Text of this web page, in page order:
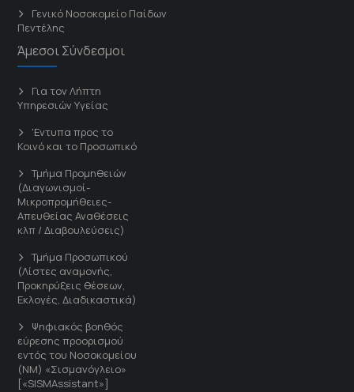
Γενικό Νοσοκομείο Παίδων
Πεντέλης
Άμεσοι Σύνδεσμοι
Για τον Λήπτη
Υπηρεσιών Υγείας
'Εντυπα προς το
Κοινό και το Προσωπικό
Τμήμα Προμηθειών
(Διαγωνισμοί-
Μικροπρομήθειες-
Απευθείας Αναθέσεις
κλπ / Διαβουλεύσεις)
Τμήμα Προσωπικού
(Λίστες αναμονής,
Προκηρύξεις θέσεων,
Εκλογές, Διαδικαστικά)
Ψηφιακός βοηθός
εύρεσης προορισμού
εντός του Νοσοκομείου
(ΝΜ) «Σισμανόγλειο»
[«SISMAssistant»]